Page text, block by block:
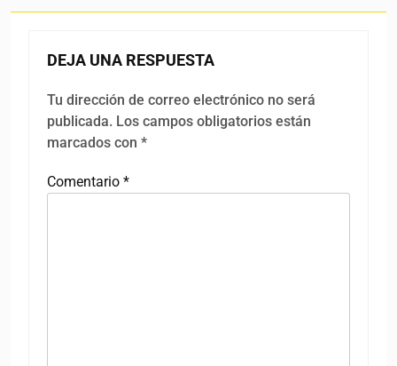
DEJA UNA RESPUESTA
Tu dirección de correo electrónico no será
publicada. Los campos obligatorios están
marcados con *
Comentario *